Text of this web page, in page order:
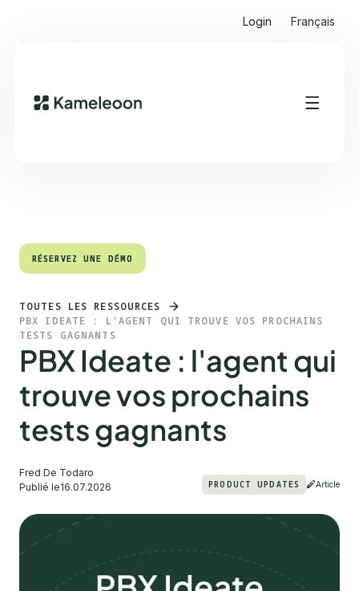
Login Français
Sommaire
RÉSERVEZ UNE DÉMO
RÉSERVEZ UNE DÉMO
TOUTES LES RESSOURCES
PBX IDEATE : L'AGENT QUI TROUVE VOS PROCHAINS
TESTS GAGNANTS
PBX Ideate : l'agent qui
trouve vos prochains
tests gagnants
Fred De Todaro
Publié le16.07.2026 PRODUCT UPDATES Article